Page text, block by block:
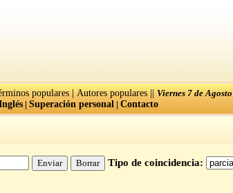
populares|Autores populares||Viernes 7 de Agosto
| Superación personal| Contacto
Tipo de coincidencia: